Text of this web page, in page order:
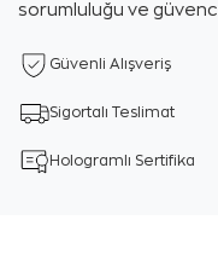
sorumluluğu ve
Güvenli Alışveriş
Sigortalı Teslimat
Hologramlı Sertifika